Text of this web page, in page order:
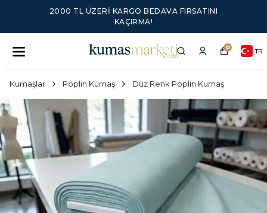
2000 TL ÜZERI KARGO BEDAVA FIRSATINI
KAÇIRMA!
0 TR
Kumaşlar Poplin Kumaş Düz Renk Poplin Kumaş